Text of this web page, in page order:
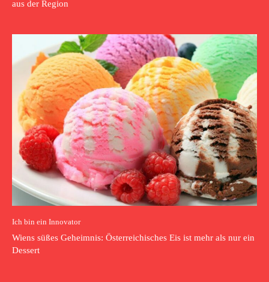
aus der Region
Ich bin ein Innovator
Wiens süßes Geheimnis: Österreichisches Eis ist mehr als nur ein
Dessert